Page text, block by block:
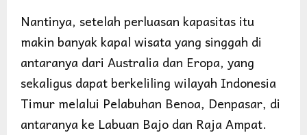
Nantinya, setelah perluasan kapasitas itu
makin banyak kapal wisata yang singgah di
antaranya dari Australia dan Eropa, yang
sekaligus dapat berkeliling wilayah Indonesia
Timur melalui Pelabuhan Benoa, Denpasar, di
antaranya ke Labuan Bajo dan Raja Ampat.